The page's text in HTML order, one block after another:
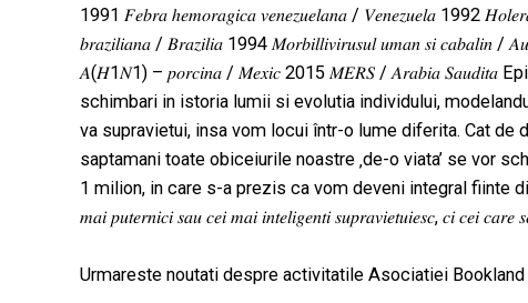
1991 𝐹𝑒𝑏𝑟𝑎 ℎ𝑒𝑚𝑜𝑟𝑎𝑔𝑖𝑐𝑎 𝑣𝑒𝑛𝑒𝑧𝑢𝑒𝑙𝑎𝑛𝑎 / 𝑉𝑒𝑛𝑒𝑧𝑢𝑒𝑙𝑎 1992
𝑏𝑟𝑎𝑧𝑖𝑙𝑖𝑎𝑛𝑎 / 𝐵𝑟𝑎𝑧𝑖𝑙𝑖𝑎 1994 𝑀𝑜𝑟𝑏𝑖𝑙𝑙𝑖𝑣𝑖𝑟𝑢𝑠𝑢𝑙 𝑢𝑚𝑎𝑛 𝑠𝑖 𝑐𝑎𝑏𝑎𝑙𝑖𝑛
𝐴(𝐻1𝑁1) – 𝑝𝑜𝑟𝑐𝑖𝑛𝑎 / 𝑀𝑒𝑥𝑖𝑐 2015 𝑀𝐸𝑅𝑆 / 𝐴𝑟𝑎𝑏𝑖𝑎 𝑆𝑎𝑢𝑑𝑖𝑡𝑎
schimbari in istoria lumii si evolutia individului,
va supravietui, insa vom locui într-o lume diferita. Cat de
saptamani toate obiceiurile noastre ‚de-o viata’ se vor
1 milion, in care s-a prezis ca vom deveni integral fiinte
𝑚𝑎𝑖 𝑝𝑢𝑡𝑒𝑟𝑛𝑖𝑐𝑖 𝑠𝑎𝑢 𝑐𝑒𝑖 𝑚𝑎𝑖 𝑖𝑛𝑡𝑒𝑙𝑖𝑔𝑒𝑛𝑡𝑖 𝑠𝑢𝑝𝑟𝑎𝑣𝑖𝑒𝑡𝑢𝑖𝑒𝑠𝑐, 𝑐𝑖 𝑐𝑒𝑖
Urmareste noutati despre activitatile Asociatiei